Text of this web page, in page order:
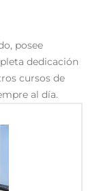
posee
dedicación
cursos de
al día.